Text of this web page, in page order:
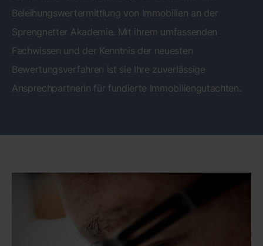
Beleihungswertermittlung von Immobilien an der
Sprengnetter Akademie. Mit ihrem umfassenden
Fachwissen und der Kenntnis der neuesten
Bewertungsverfahren ist sie Ihre zuverlässige
Ansprechpartnerin für fundierte Immobiliengutachten.